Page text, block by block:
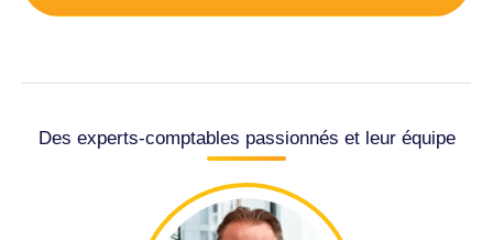
Des experts-comptables passionnés et leur équipe